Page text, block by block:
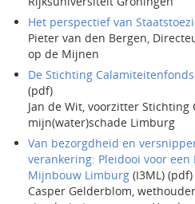
Het perspectief van
Pieter van den Bergen,
op de Mijnen
De Stichting
(pdf)
Jan de Wit, voorzitter
mijn(water)schade Limburg
Van bezorgdheid en
verankering: Pleidooi voor
Mijnbouw Limburg (I3ML) (pdf)
Casper Gelderblom,